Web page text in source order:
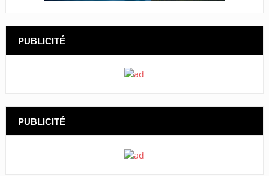
PUBLICITÉ
PUBLICITÉ